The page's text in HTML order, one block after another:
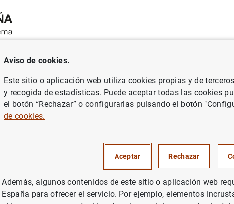
Áreas de actuación
Análisis económico e investigación Documentos Ocasionales
Algunas implicaciones de la
para la economía española
27/07/2004
Aviso de cookies.
Este sitio o aplicación web utiliza cookies propias y de
y recogida de estadísticas. Puede aceptar todas las cookies
el botón “Rechazar” o configurarlas pulsando el botón
de cookies.
Aceptar Rechazar
Además, algunos contenidos de este sitio o aplicación web
España para ofrecer el servicio. Por ejemplo, elementos